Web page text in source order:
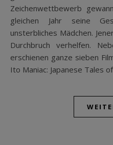
Zeichenwettbewerb
gleichen Jahr seine
unsterbliches Mädchen.
Durchbruch verhelfen.
erschienen ganze sieben
Ito Maniac: Japanese Tales